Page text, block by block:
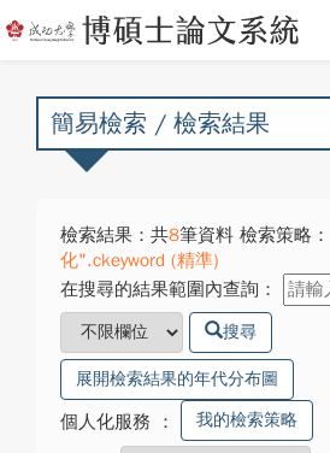
簡易檢索 / 檢索結果
檢索結果：共8筆資料 檢索策略：
化".ckeyword (精準)
在搜尋的結果範圍內查詢：
搜尋
展開檢索結果的年代分布圖
個人化服務 ： 我的檢索策略